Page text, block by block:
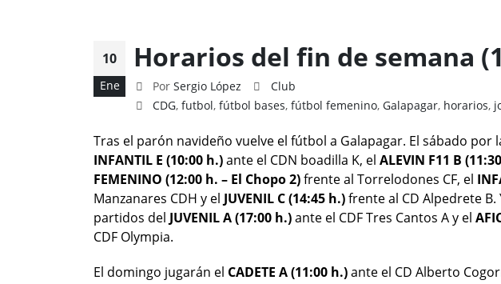
10
Ene
Horarios del fin de semana
Por Sergio López
Club
CDG,futbol,fútbol bases,fútbol femenino,Galapagar, horarios,
Tras el parón navideño vuelve el fútbol a Galapagar. El sábado
INFANTIL E (10:00 h.)ante el CDN boadilla K, el ALEVIN F11 B
FEMENINO (12:00 h. – El Chopo 2)frente al Torrelodones CF, el
Manzanares CDH y el JUVENIL C (14:45 h.)frente al CD Alpedrete
partidos del JUVENIL A (17:00 h.)ante el CDF Tres Cantos A y el
CDF Olympia.
El domingo jugarán el CADETE A (11:00 h.)ante el CD Alberto